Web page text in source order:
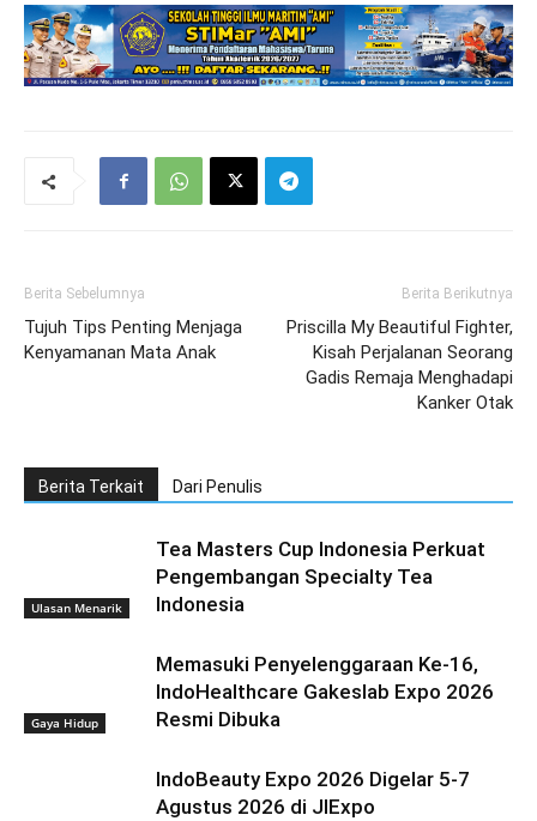
Berita Sebelumnya
Tujuh Tips Penting Menjaga
Kenyamanan Mata Anak
Berita Berikutnya
Priscilla My Beautiful Fighter,
Kisah Perjalanan Seorang
Gadis Remaja Menghadapi
Kanker Otak
Berita Terkait Dari Penulis
Tea Masters Cup Indonesia Perkuat
Pengembangan Specialty Tea
Indonesia
Memasuki Penyelenggaraan Ke-16,
IndoHealthcare Gakeslab Expo 2026
Resmi Dibuka
IndoBeauty Expo 2026 Digelar 5-7
Agustus 2026 di JIExpo